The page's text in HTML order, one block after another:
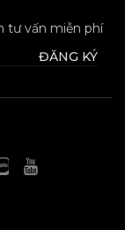
tư vấn miễn phí
ĐĂNG KÝ